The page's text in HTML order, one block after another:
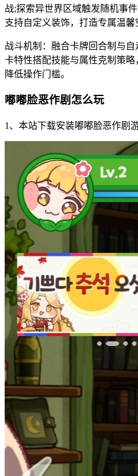
战;探索异世界区域触发随机事
支持自定义装饰，打造专属温馨
战斗机制：融合卡牌回合制与
卡特性搭配技能与属性克制策略
降低操作门槛。
嘟嘟脸恶作剧怎么玩
1、本站下载安装嘟嘟脸恶作剧